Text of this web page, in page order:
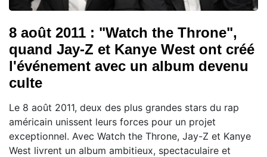
8 août 2011 : "Watch the Throne",
quand Jay-Z et Kanye West ont créé
l'événement avec un album devenu
culte
Le 8 août 2011, deux des plus grandes stars du rap
américain unissent leurs forces pour un projet
exceptionnel. Avec Watch the Throne, Jay-Z et Kanye
West livrent un album ambitieux, spectaculaire et